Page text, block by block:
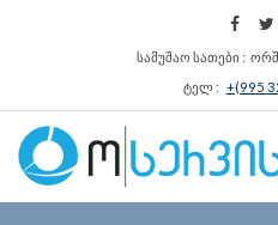
სამუშაო სათები :
ტელ : +(995